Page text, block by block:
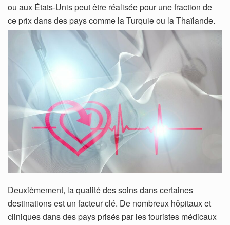
ou aux États-Unis peut être réalisée pour une fraction de
ce prix dans des pays comme la Turquie ou la Thaïlande.
Deuxièmement, la qualité des soins dans certaines
destinations est un facteur clé. De nombreux hôpitaux et
cliniques dans des pays prisés par les touristes médicaux